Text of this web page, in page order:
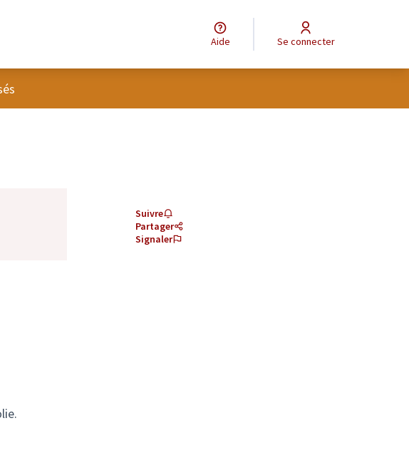
Aide Se connecter
Suivre
Partager
Signaler